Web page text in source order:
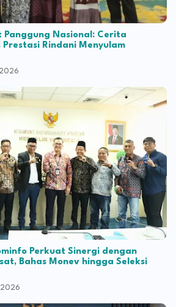
Panggung Nasional: Cerita
Rindani Menyulam
Perkuat Sinergi dengan
Bahas Monev hingga Seleksi